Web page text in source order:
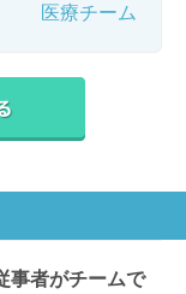
医療チーム
事者がチームで